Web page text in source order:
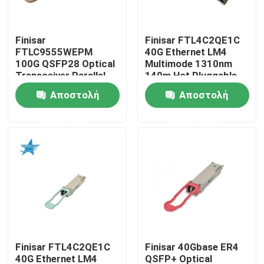
Γύρος εργοστασίων
Ποιοτικός έλεγχος
Μας ελάτε σε επαφή με
Ειδήσεις
Προϊόντα Nvidia AI
ενότητα 100G QSFP28
Finisar
FTLC9555WEPM
100G QSFP28 Optical
Transceiver Parallel
MMF 100M CPRI Hot
Pluggable Port 1 Year
Warranty
Αποστολή
Finisar FTL4C2QE1C
40G Ethernet LM4
Multimode 1310nm
140m Hot Pluggable
LC Optical Transceiver
for AIDCΑποστολή
Finisar FTL4C2QE1C
40G Ethernet LM4
Finisar 40Gbase ER4
QSFP+ Optical